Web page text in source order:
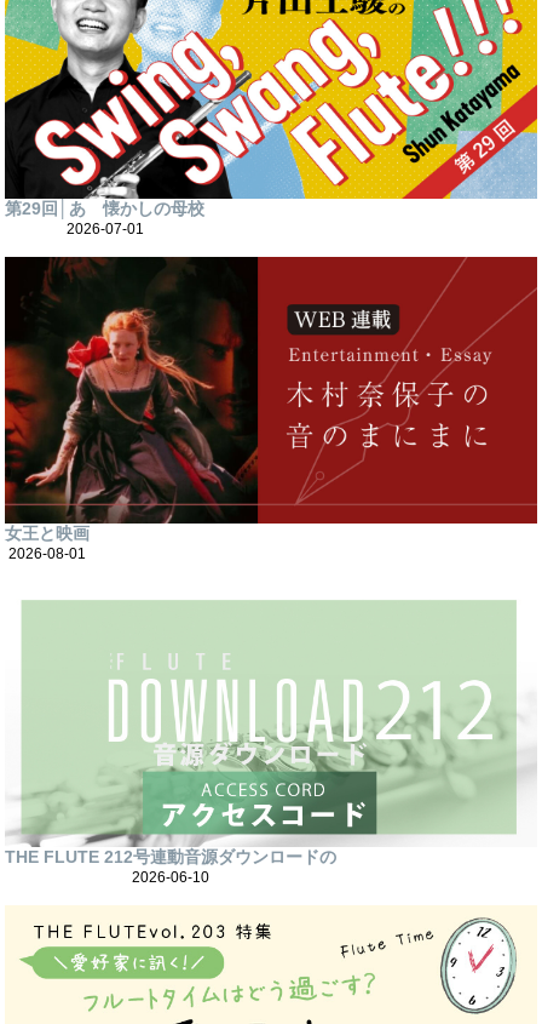
第29回│あゝ懐かしの母校
2026-07-01
女王と映画
2026-08-01
THE FLUTE 212号連動音源ダウンロードの
2026-06-10